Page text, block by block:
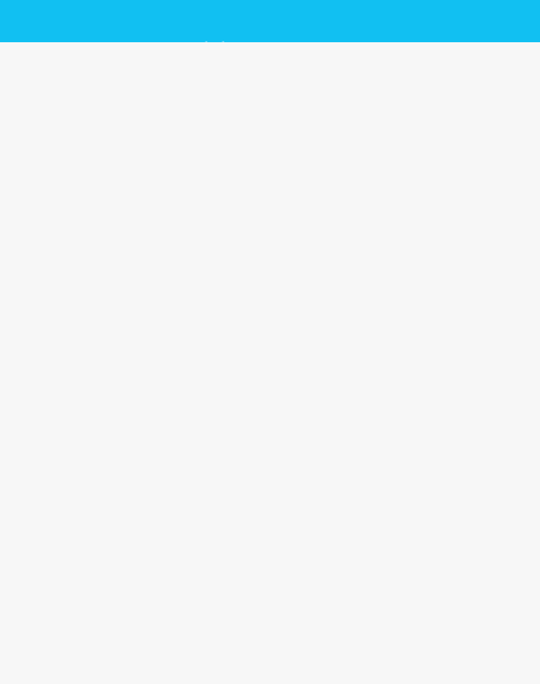
Alivia Onkomapa